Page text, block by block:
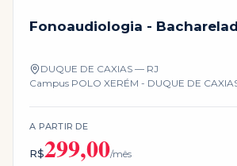
Fonoaudiologia -
DUQUE DE CAXIAS — RJ
Campus POLO XERÉM - DUQUE DE
A PARTIR DE
R$299,00/mês